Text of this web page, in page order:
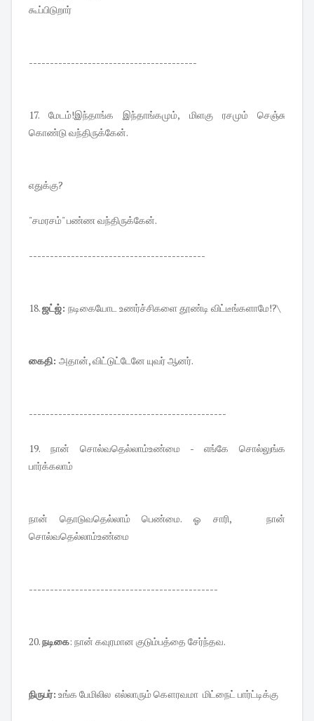
கூப்பிடுறார்
----------------------------------------
17. மேடம்!இந்தாங்க இந்தாங்கமும், மிளகு ரசமும் செஞ்சு
கொண்டு வந்திருக்கேன்.
எதுக்கு?
"சமரசம்" பண்ண வந்திருக்கேன்.
------------------------------------------
18.ஜட்ஜ்: நடிகையோட உணர்ச்சிகளை தூண்டி விட்டீங்களாமே!?\
கைதி: அதான், விட்டுட்டேனே யுவர் ஆனர்.
-----------------------------------------------
19. நான் சொல்வதெல்லாம்உண்மை - எங்கே சொல்லுங்க
பார்க்கலாம்
நான் தொடுவதெல்லாம் பெண்மை. ஓ சாரி, நான்
சொல்வதெல்லாம்உண்மை
---------------------------------------------
20.நடிகை: நான் கவுரமான குடும்பத்தை சேர்ந்தவ.
நிருபர்: உங்க பேமிலில எல்லாரும் கௌரவமா மிட்நைட் பார்ட்டிக்கு